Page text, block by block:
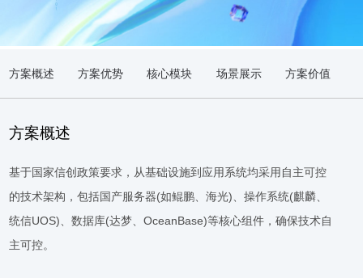
方案概述 方案优势 核心模块 场景展示 方案价值
方案概述
基于国家信创政策要求，从基础设施到应用系统均采用自主可控
的技术架构，包括国产服务器(如鲲鹏、海光)、操作系统(麒麟、
统信UOS)、数据库(达梦、OceanBase)等核心组件，确保技术自
主可控。